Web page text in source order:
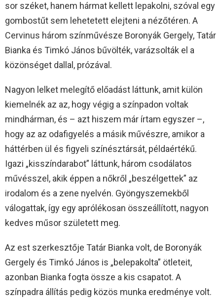
sor széket, hanem hármat kellett lepakolni, szóval egy
gombostűt sem lehetetett elejteni a nézőtéren. A
Cervinus három színművésze Boronyák Gergely, Tatár
Bianka és Timkó János bűvölték, varázsolták el a
közönséget dallal, prózával.
Nagyon lelket melegítő előadást láttunk, amit külön
kiemelnék az az, hogy végig a színpadon voltak
mindhárman, és – azt hiszem már írtam egyszer –,
hogy az az odafigyelés a másik művészre, amikor a
háttérben ül és figyeli színésztársát, példaértékű.
Igazi „kisszíndarabot” láttunk, három csodálatos
művésszel, akik éppen a nőkről „beszélgettek” az
irodalom és a zene nyelvén. Gyöngyszemekből
válogattak, így egy aprólékosan összeállított, nagyon
kedves műsor született meg.
Az est szerkesztője Tatár Bianka volt, de Boronyák
Gergely és Timkó János is „belepakolta” ötleteit,
azonban Bianka fogta össze a kis csapatot. A
színpadra állítás pedig közös munka eredménye volt.